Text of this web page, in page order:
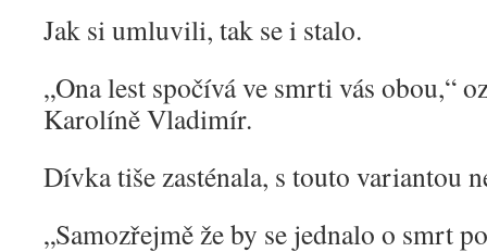
Jak si umluvili, tak se i stalo.
„Ona lest spočívá ve smrti vás obou,“
Karolíně Vladimír.
Dívka tiše zasténala, s touto variantou
„Samozřejmě že by se jednalo o smrt